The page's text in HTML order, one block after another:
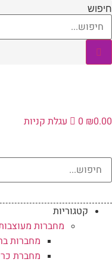
דלג
לתוכן
חיפוש
₪0.00
0 עגלת קניות
קטגוריות
מחברות
מחברות
מחברת